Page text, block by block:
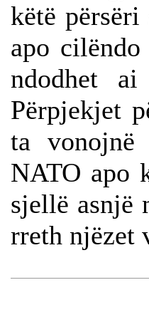
këtë
apo
ndodhet
Përpjekjet
ta vonojnë
NATO apo
sjellë asnjë
rreth njëzet